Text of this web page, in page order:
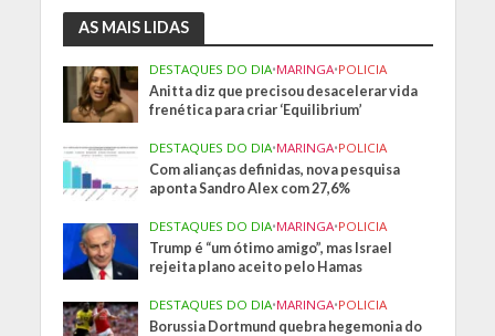
AS MAIS LIDAS
DESTAQUES DO DIA•MARINGA•POLICIA
Anitta diz que precisou desacelerar vida
frenética para criar ‘Equilibrium’
DESTAQUES DO DIA•MARINGA•POLICIA
Com alianças definidas, nova pesquisa
aponta Sandro Alex com 27,6%
DESTAQUES DO DIA•MARINGA•POLICIA
Trump é “um ótimo amigo”, mas Israel
rejeita plano aceito pelo Hamas
DESTAQUES DO DIA•MARINGA•POLICIA
Borussia Dortmund quebra hegemonia do